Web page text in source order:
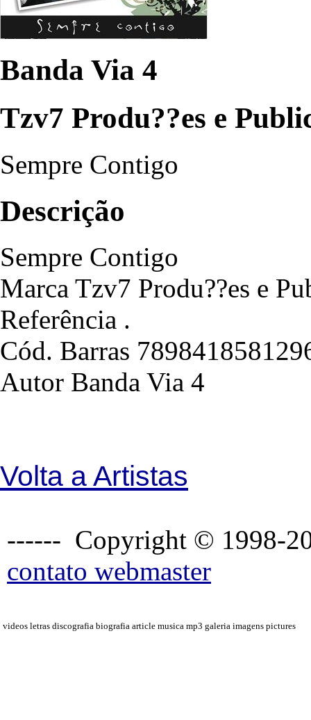
Banda Via 4
Tzv7 Produ??es e
Sempre Contigo
Descrição
Sempre Contigo
Marca Tzv7 Produ??es e
Referência .
Cód. Barras
Autor Banda Via 4
Volta a Artistas
------ Copyright © 1998-
contato webmaster
videos letras discografia biografia article musica mp3 galeria imagens pictures